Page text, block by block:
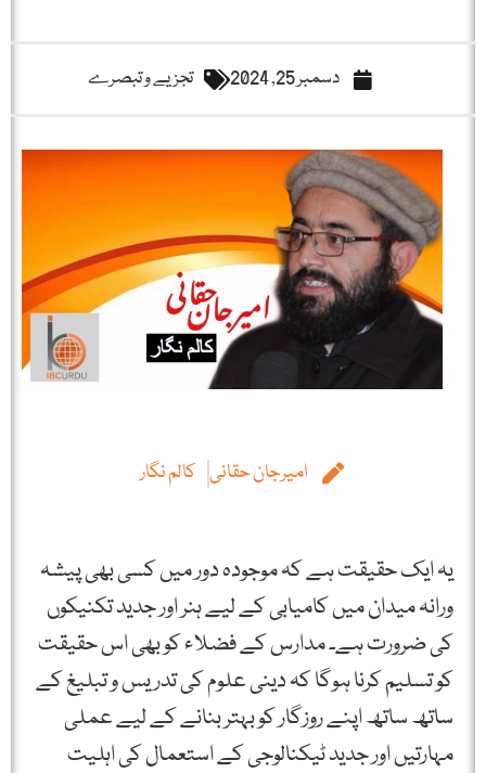
دسمبر 25, 2024 تجزیے و تبصرے
امیرجان حقانی کالم نگار
یہ ایک حقیقت ہے کہ موجودہ دور میں کسی بھی پیشہ
ورانہ میدان میں کامیابی کے لیے ہنر اور جدید تکنیکوں
کی ضرورت ہے۔ مدارس کے فضلاء کو بھی اس حقیقت
کو تسلیم کرنا ہوگا کہ دینی علوم کی تدریس و تبلیغ کے
ساتھ ساتھ اپنے روزگار کو بہتر بنانے کے لیے عملی
مہارتیں اور جدید ٹیکنالوجی کے استعمال کی اہلیت